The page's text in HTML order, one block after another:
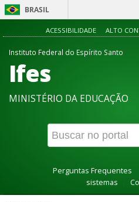
BRASIL
ACESSIBILIDADE ALTO
Instituto Federal do Espírito Santo
Ifes
MINISTÉRIO DA EDUCAÇÃO
Perguntas Frequentes
sistemas